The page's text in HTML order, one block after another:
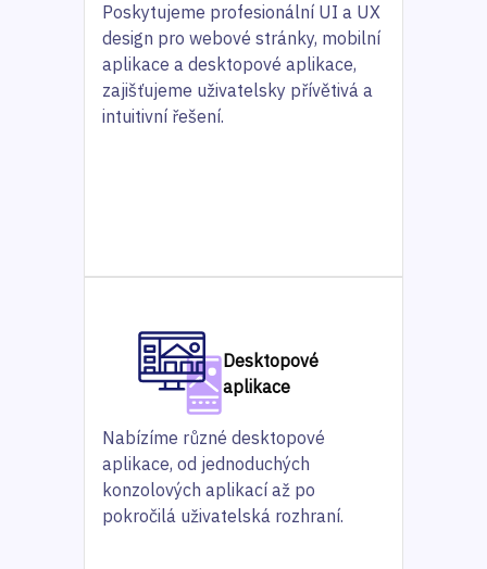
Poskytujeme profesionální UI a UX
design pro webové stránky, mobilní
aplikace a desktopové aplikace,
zajišťujeme uživatelsky přívětivá a
intuitivní řešení.
Desktopové
aplikace
Nabízíme různé desktopové
aplikace, od jednoduchých
konzolových aplikací až po
pokročilá uživatelská rozhraní.